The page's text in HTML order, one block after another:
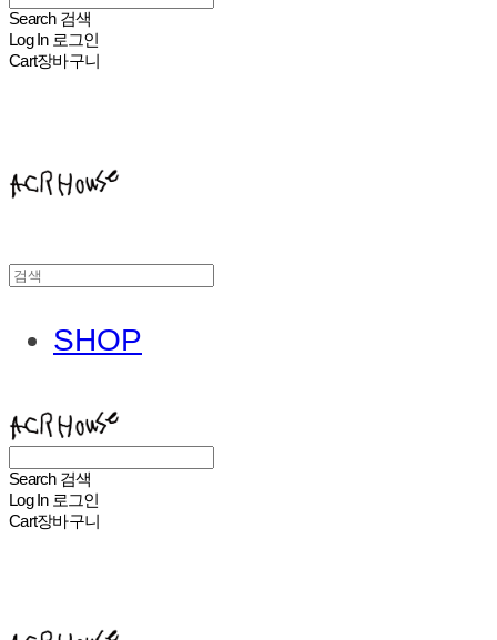
Search 검색
Log In 로그인
Cart장바구니
SHOP
Search 검색
Log In 로그인
Cart장바구니